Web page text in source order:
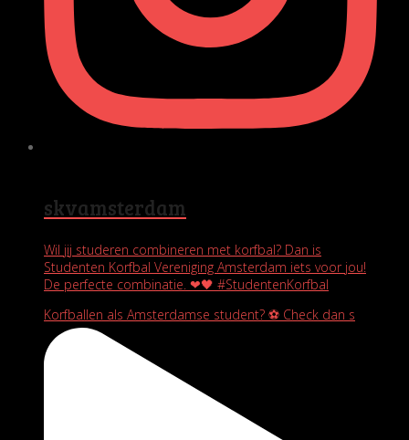
skvamsterdam
Wil jij studeren combineren met korfbal? Dan is
Studenten Korfbal Vereniging Amsterdam iets voor jou!
De perfecte combinatie. ❤🖤 #StudentenKorfbal
Korfballen als Amsterdamse student? ⚽️ Check dan s